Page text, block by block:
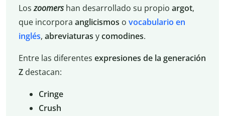
Loszoomershan desarrollado su propio argot,
que incorpora anglicismos o vocabulario en
inglés, abreviaturas ycomodines.
Entre las diferentes expresiones de la generación
Zdestacan:
Cringe
Crush